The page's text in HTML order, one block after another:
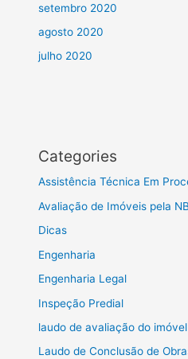
setembro 2020
agosto 2020
julho 2020
Categories
Assistência Técnica Em
Avaliação de Imóveis pela
Dicas
Engenharia
Engenharia Legal
Inspeção Predial
laudo de avaliação do imóvel
Laudo de Conclusão de